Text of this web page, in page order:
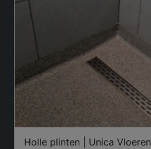
Holle plinten | Unica Vloeren